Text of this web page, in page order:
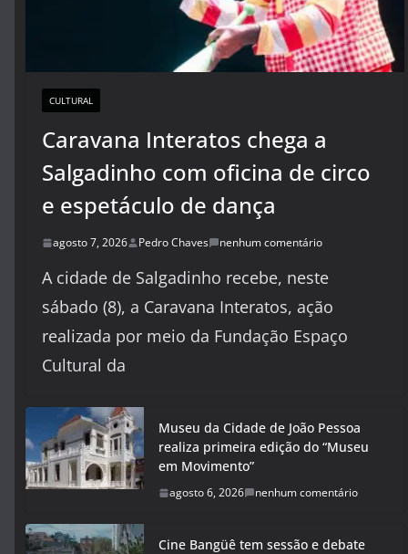
CULTURAL
Caravana Interatos chega a
Salgadinho com oficina de circo
e espetáculo de dança
agosto 7, 2026 Pedro Chaves nenhum comentário
A cidade de Salgadinho recebe, neste
sábado (8), a Caravana Interatos, ação
realizada por meio da Fundação Espaço
Cultural da
Museu da Cidade de João Pessoa
realiza primeira edição do “Museu
em Movimento”
agosto 6, 2026 nenhum comentário
Cine Bangüê tem sessão e debate